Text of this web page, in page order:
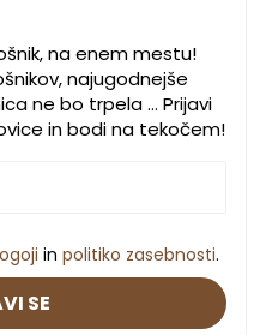
na enem mestu!
najugodnejše
ne bo trpela … Prijavi
in bodi na tekočem!
in politiko zasebnosti.
SE